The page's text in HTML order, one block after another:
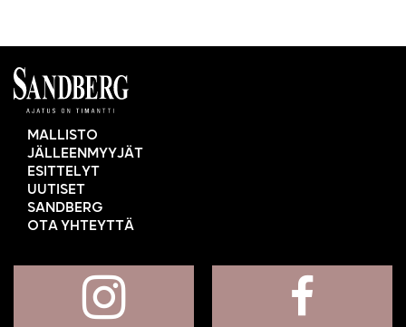
MALLISTO
JÄLLEENMYYJÄT
ESITTELYT
UUTISET
SANDBERG
OTA YHTEYTTÄ